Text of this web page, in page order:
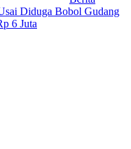
Diduga Bobol Gudang
6 Juta